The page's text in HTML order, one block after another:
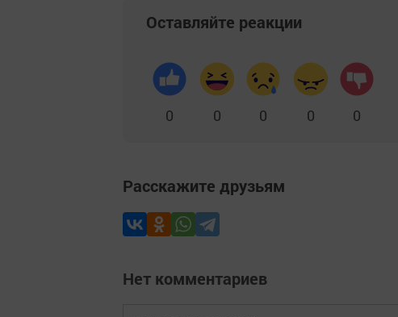
Оставляйте реакции
0 0 0 0 0
Расскажите друзьям
Нет комментариев